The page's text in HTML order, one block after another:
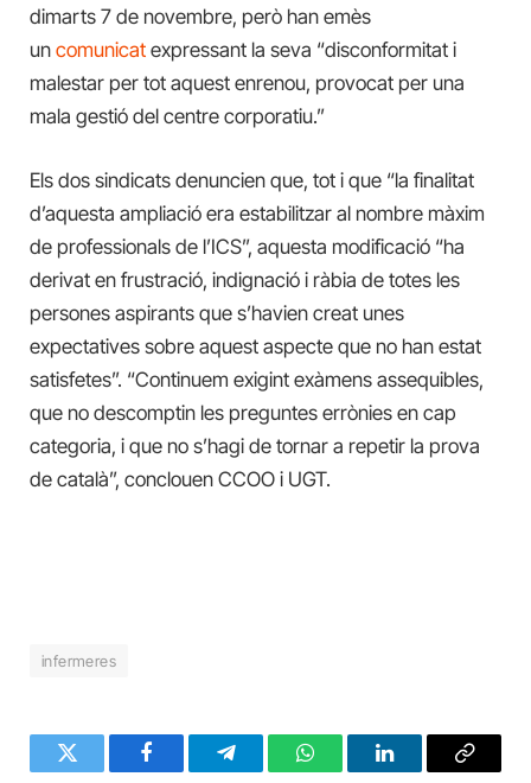
dimarts 7 de novembre, però han emès
un comunicat expressant la seva “disconformitat i
malestar per tot aquest enrenou, provocat per una
mala gestió del centre corporatiu.”
Els dos sindicats denuncien que, tot i que “la finalitat
d’aquesta ampliació era estabilitzar al nombre màxim
de professionals de l’ICS”, aquesta modificació “ha
derivat en frustració, indignació i ràbia de totes les
persones aspirants que s’havien creat unes
expectatives sobre aquest aspecte que no han estat
satisfetes”. “Continuem exigint exàmens assequibles,
que no descomptin les preguntes errònies en cap
categoria, i que no s’hagi de tornar a repetir la prova
de català”, conclouen CCOO i UGT.
infermeres
Twitter FacebookTelegramWhatsAppLinkedInCopy